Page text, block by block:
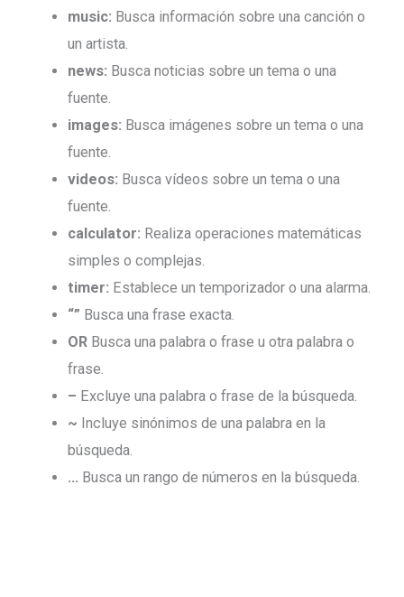
music: Busca información sobre una canción o
un artista.
news: Busca noticias sobre un tema o una
fuente.
images: Busca imágenes sobre un tema o una
fuente.
videos: Busca vídeos sobre un tema o una
fuente.
calculator: Realiza operaciones matemáticas
simples o complejas.
timer: Establece un temporizador o una alarma.
“” Busca una frase exacta.
ORBusca una palabra o frase u otra palabra o
frase.
– Excluye una palabra o frase de la búsqueda.
~ Incluye sinónimos de una palabra en la
búsqueda.
… Busca un rango de números en la búsqueda.